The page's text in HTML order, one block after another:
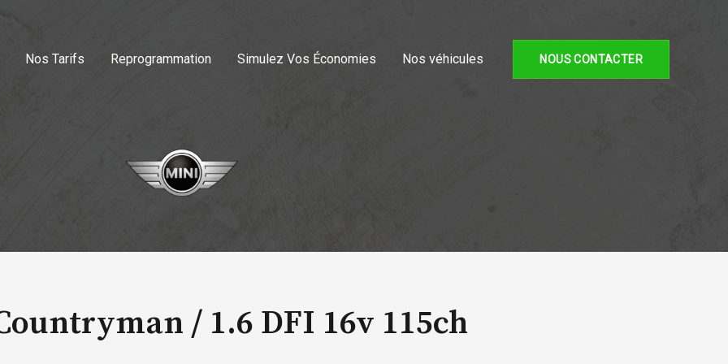
Nos Tarifs Reprogrammation Simulez Vos Économies Nos véhicules NOUS CONTACTER
/ 1.6 DFI 16v 115ch